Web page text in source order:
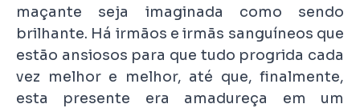
maçante seja imaginada como sendo
brilhante. Há irmãos e irmãs sanguíneos que
estão ansiosos para que tudo progrida cada
vez melhor e melhor, até que, finalmente,
esta presente era amadureça em um